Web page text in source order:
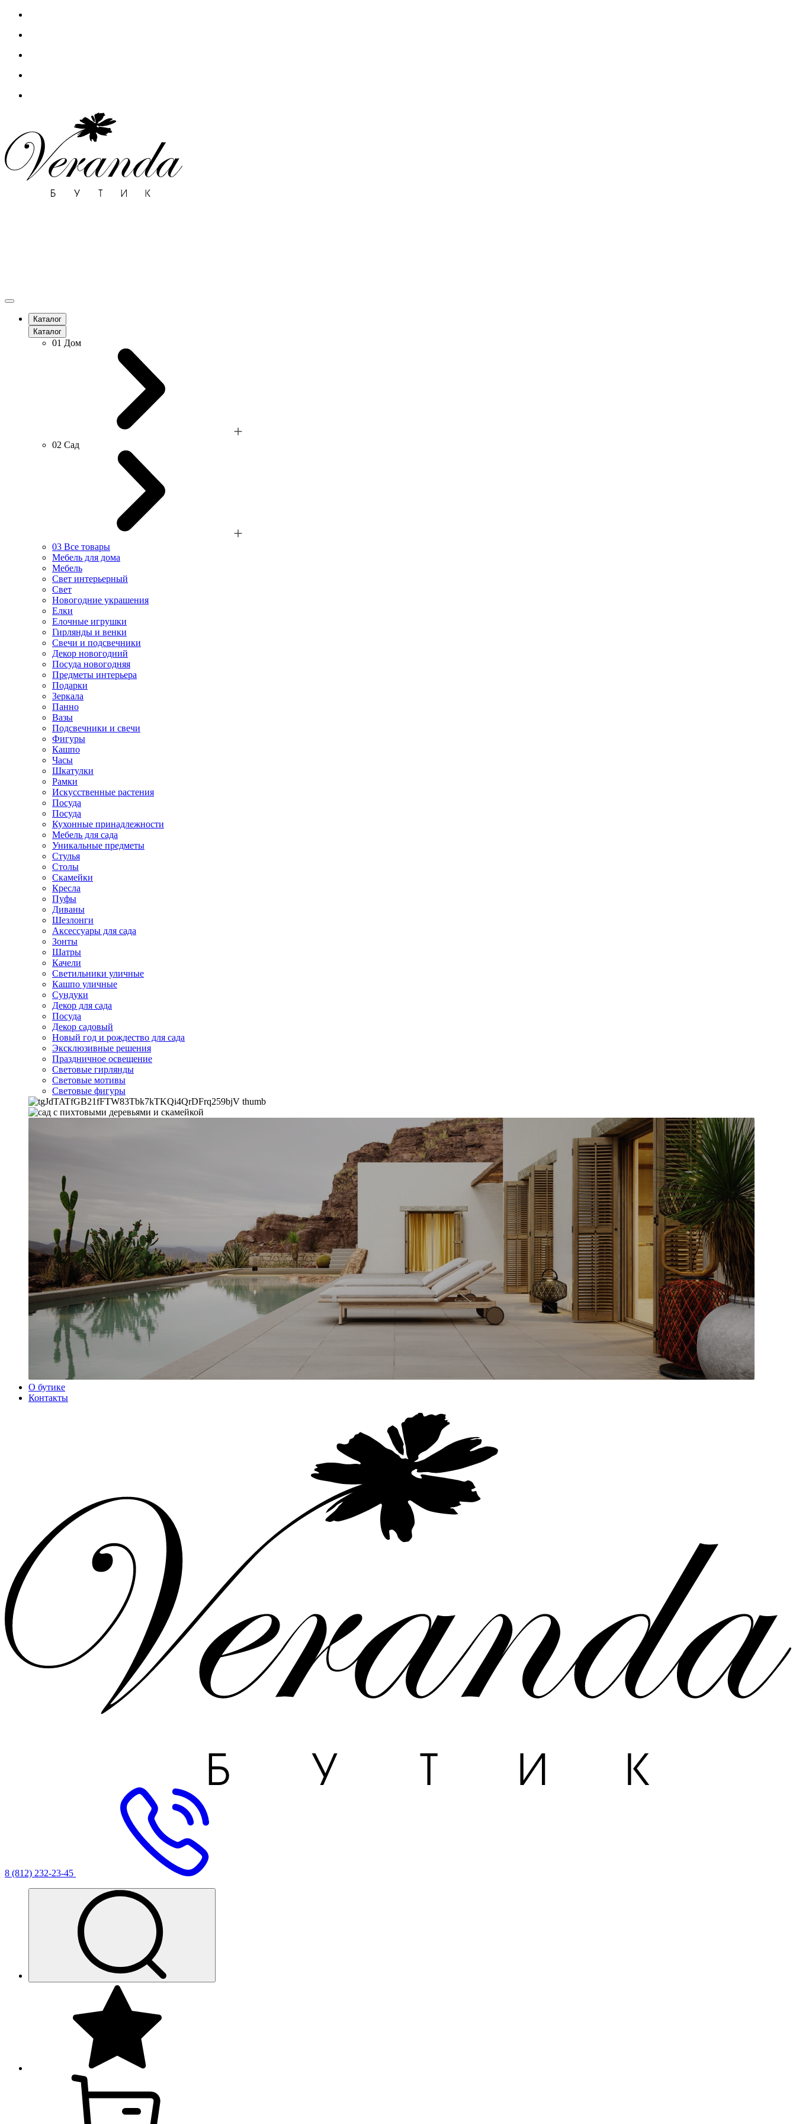
Каталог
Каталог
01 Дом
02 Сад
03 Все товары
Мебель для дома
Мебель
Свет интерьерный
Свет
Новогодние украшения
Елки
Елочные игрушки
Гирлянды и венки
Свечи и подсвечники
Декор новогодний
Посуда новогодняя
Предметы интерьера
Подарки
Зеркала
Панно
Вазы
Подсвечники и свечи
Фигуры
Кашпо
Часы
Шкатулки
Рамки
Искусственные растения
Посуда
Посуда
Кухонные принадлежности
Мебель для сада
Уникальные предметы
Стулья
Столы
Скамейки
Кресла
Пуфы
Диваны
Шезлонги
Аксессуары для сада
Зонты
Шатры
Качели
Cветильники уличные
Кашпо уличные
Сундуки
Декор для сада
Посуда
Декор садовый
Новый год и рождество для сада
Эксклюзивные решения
Праздничное освещение
Световые гирлянды
Световые мотивы
Световые фигуры
О бутике
Контакты
8 (812) 232-23-45